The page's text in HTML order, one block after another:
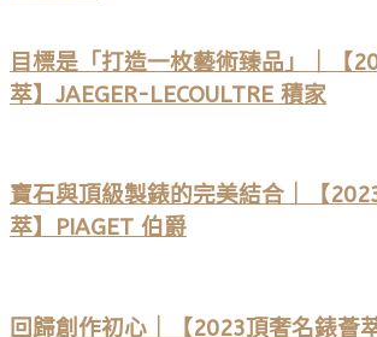
目標是「打造一枚藝術臻品」｜【
萃】JAEGER-LECOULTRE 積家
寶石與頂級製錶的完美結合｜【
萃】PIAGET 伯爵
回歸創作初心｜【2023頂奢名錶薈